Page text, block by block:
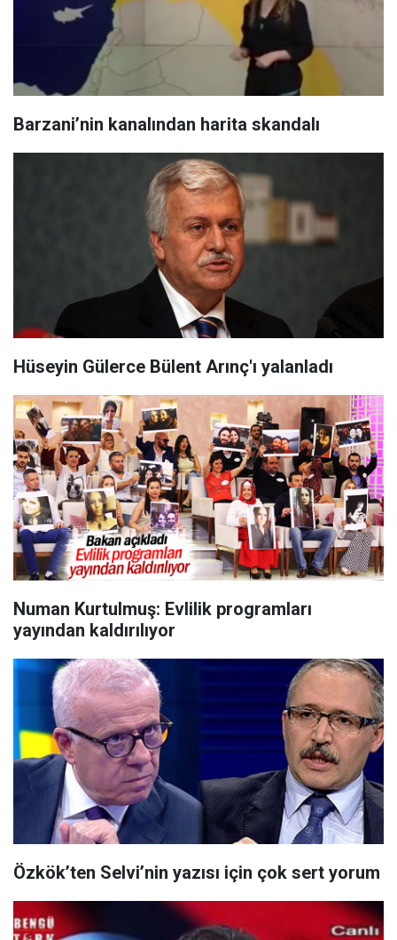
Barzani’nin kanalından harita skandalı
Hüseyin Gülerce Bülent Arınç'ı yalanladı
Numan Kurtulmuş: Evlilik programları
yayından kaldırılıyor
Özkök’ten Selvi’nin yazısı için çok sert yorum